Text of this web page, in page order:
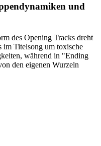
und
des Opening Tracks dreht
im Titelsong um toxische
während in "Ending
den eigenen Wurzeln